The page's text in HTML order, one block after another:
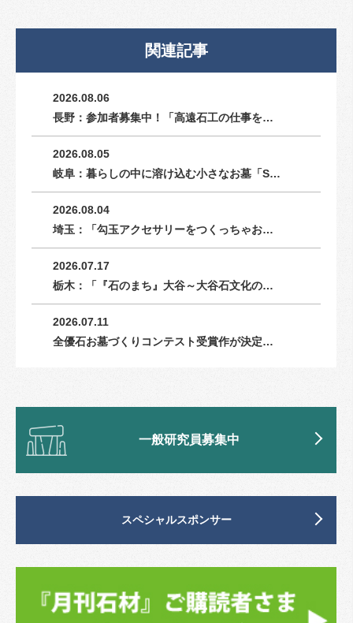
関連記事
2026.08.06
長野：参加者募集中！「高遠石工の仕事を…
2026.08.05
岐阜：暮らしの中に溶け込む小さなお墓「S…
2026.08.04
埼玉：「勾玉アクセサリーをつくっちゃお…
2026.07.17
栃木：「『石のまち』大谷～大谷石文化の…
2026.07.11
全優石お墓づくりコンテスト受賞作が決定…
一般研究員募集中
スペシャルスポンサー